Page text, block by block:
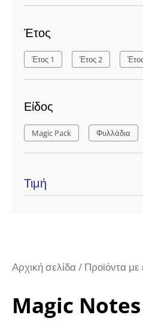
Έτος
Έτος 1 Έτος 2
Είδος
Magic Pack Φυλλάδια
Τιμή
Αρχική σελίδα / Προϊόντα με
Magic Notes